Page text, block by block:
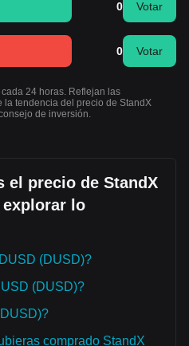
0 Votar
0 Votar
24 horas. Reflejan las
tendencia del precio de StandX
de inversión.
el precio de StandX
explorar lo
(DUSD)?
(DUSD)?
comprado StandX